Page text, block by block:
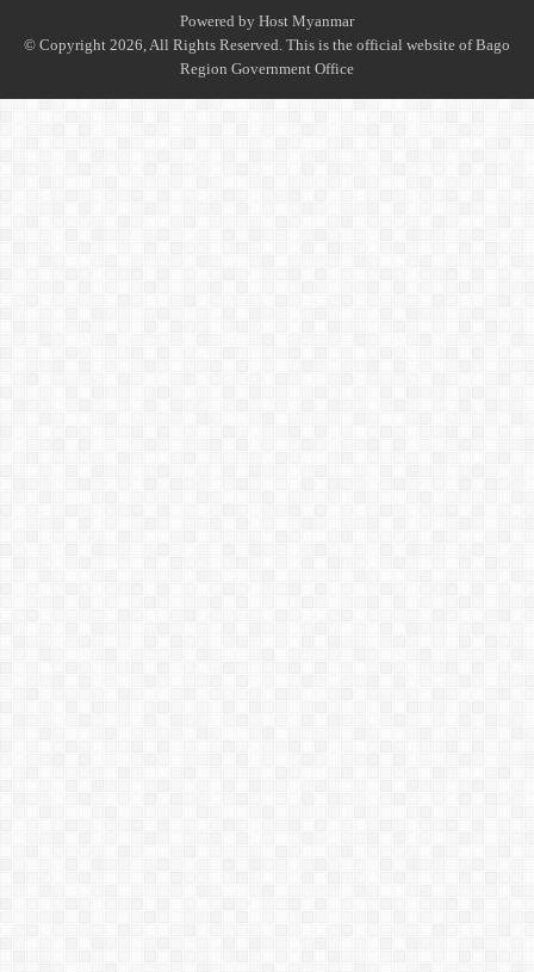
Powered by Host Myanmar
© Copyright 2026, All Rights Reserved. This is the official website of Bago
Region Government Office